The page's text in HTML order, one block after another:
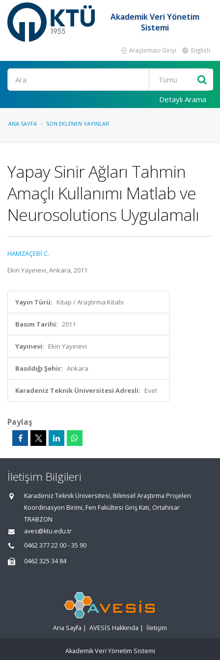
Akademik Veri Yönetim
Sistemi
Araştırmacı Girişi English
Ara
Detaylı Arama
ANA SAYFA SON EKLENEN YAYINLAR
Yapay Sinir Ağları Tahmin
Amaçlı Kullanımı Matlab ve
Neurosolutions Uygulamalı
HAMZAÇEBİ C.
Ekin Yayınevi, Ankara, 2011
Yayın Türü: Kitap / Araştırma Kitabı
Basım Tarihi: 2011
Yayınevi: Ekin Yayınevi
Basıldığı Şehir: Ankara
Karadeniz Teknik Üniversitesi Adresli: Evet
Paylaş
İletişim Bilgileri
Karadeniz Teknik Üniversitesi, Bilimsel Araştırma Projeleri
Koordinasyon Birimi, Fen Fakültesi Giriş Katı, Ortahisar
TRABZON
aves@ktu.edu.tr
0462 377 22 00 - 35 90
0462 325 34 84
Ana Sayfa | AVESİS Hakkında | İletişim
Akademik Veri Yönetim Sistemi